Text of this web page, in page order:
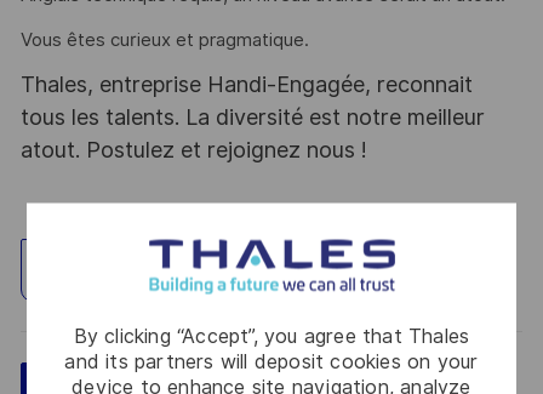
By clicking “Accept”, you agree that Thales
and its partners will deposit cookies on your
device to enhance site navigation, analyze
Vous êtes curieux et pragmatique.
Thales, entreprise Handi-Engagée, reconnait
tous les talents. La diversité est notre meilleur
atout. Postulez et rejoignez nous !
Explore Location